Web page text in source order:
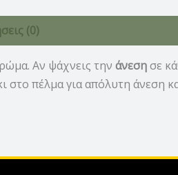
(0)
Αν ψάχνεις την άνεσησε
στο πέλμα για απόλυτη